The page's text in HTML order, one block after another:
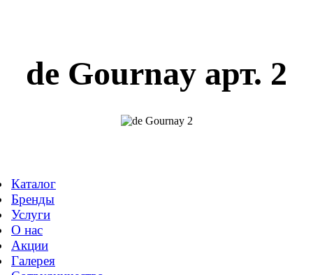
de Gournay арт. 2
Каталог
Бренды
Услуги
О нас
Акции
Галерея